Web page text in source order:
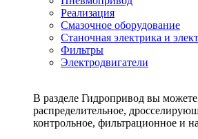
Реализация
Смазочное оборудование
Станочная электрика и
Фильтры
Электродвигатели
В разделе Гидропривод вы
распределительное,
контрольное, фильтрационное и